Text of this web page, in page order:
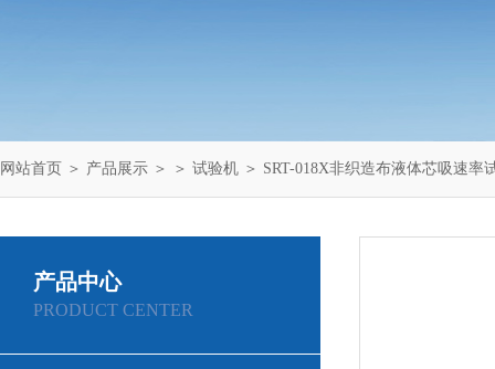
网站首页 ＞ 产品展示 ＞ ＞ 试验机 ＞ SRT-018X非织造布液体芯吸速率
产品中心
PRODUCT CENTER